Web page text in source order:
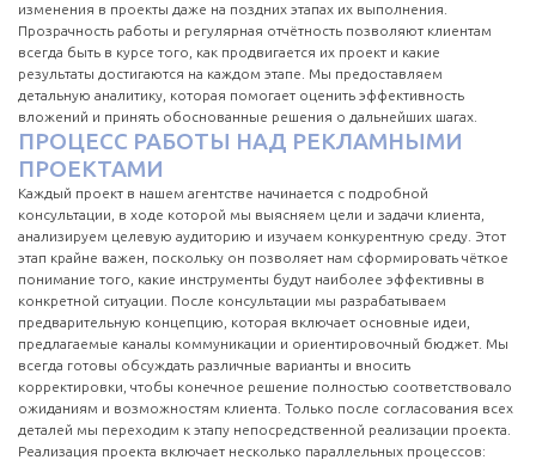
изменения в проекты даже на поздних этапах их выполнения.
Прозрачность работы и регулярная отчётность позволяют клиентам
всегда быть в курсе того, как продвигается их проект и какие
результаты достигаются на каждом этапе. Мы предоставляем
детальную аналитику, которая помогает оценить эффективность
вложений и принять обоснованные решения о дальнейших шагах.
ПРОЦЕСС РАБОТЫ НАД РЕКЛАМНЫМИ
ПРОЕКТАМИ
Каждый проект в нашем агентстве начинается с подробной
консультации, в ходе которой мы выясняем цели и задачи клиента,
анализируем целевую аудиторию и изучаем конкурентную среду. Этот
этап крайне важен, поскольку он позволяет нам сформировать чёткое
понимание того, какие инструменты будут наиболее эффективны в
конкретной ситуации. После консультации мы разрабатываем
предварительную концепцию, которая включает основные идеи,
предлагаемые каналы коммуникации и ориентировочный бюджет. Мы
всегда готовы обсуждать различные варианты и вносить
корректировки, чтобы конечное решение полностью соответствовало
ожиданиям и возможностям клиента. Только после согласования всех
деталей мы переходим к этапу непосредственной реализации проекта.
Реализация проекта включает несколько параллельных процессов: